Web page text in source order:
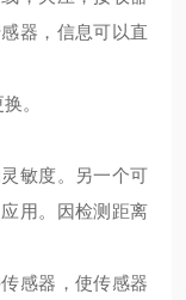
器，信息可以直
。
敏度。另一个可
用。因检测距离
感器，使传感器